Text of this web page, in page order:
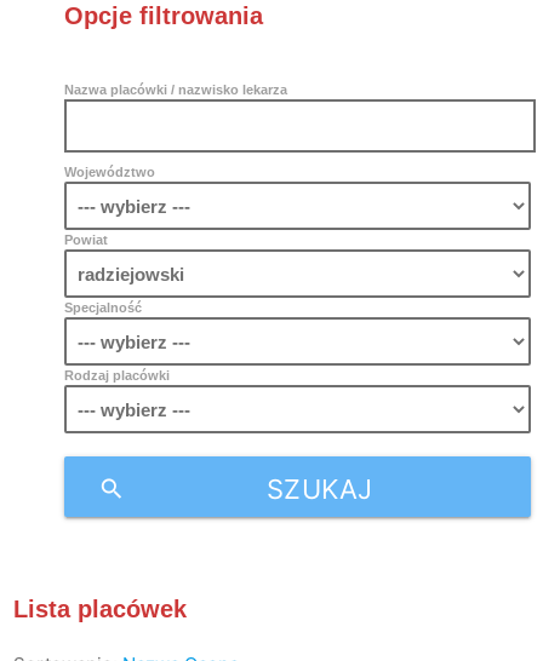
Opcje filtrowania
Nazwa placówki / nazwisko lekarza
Województwo
Powiat
Specjalność
Rodzaj placówki
SZUKAJ
search
Lista placówek